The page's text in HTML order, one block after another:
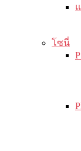
โซนี่